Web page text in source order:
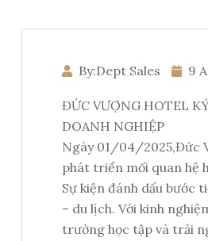
By:Dept Sales 9
ĐỨC VƯỢNG HOTEL
DOANH NGHIỆP
Ngày 01/04/2025,Đức
phát triển mối quan hệ
Sự kiện đánh dấu
– du lịch. Với kinh
trường học tập và trải